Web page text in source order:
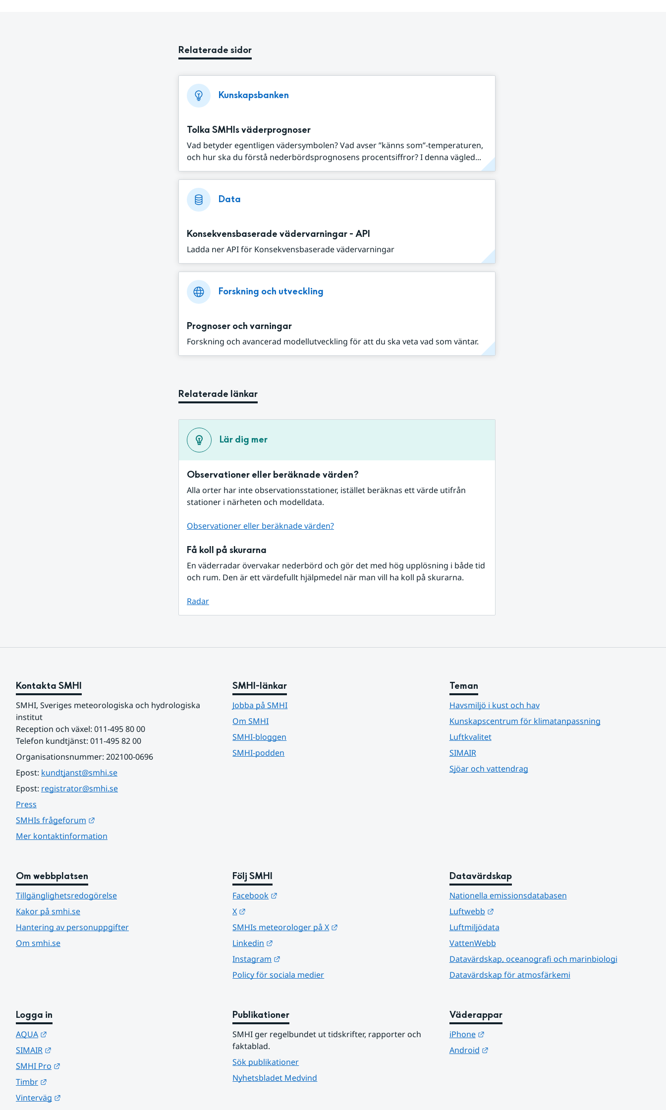
Relaterade sidor
Kunskapsbanken
Tolka SMHIs väderprognoser
Vad betyder egentligen vädersymbolen? Vad avser ”känns som”-temperaturen,
och hur ska du förstå nederbördsprognosens procentsiffror? I denna vägled...
Data
Konsekvensbaserade vädervarningar - API
Ladda ner API för Konsekvensbaserade vädervarningar
Forskning och utveckling
Prognoser och varningar
Forskning och avancerad modellutveckling för att du ska veta vad som väntar.
Relaterade länkar
Lär dig mer
Observationer eller beräknade värden?
Alla orter har inte observationsstationer, istället beräknas ett värde utifrån
stationer i närheten och modelldata.
Observationer eller beräknade värden?
Få koll på skurarna
En väderradar övervakar nederbörd och gör det med hög upplösning i både tid
och rum. Den är ett värdefullt hjälpmedel när man vill ha koll på skurarna.
Radar
Kontakta SMHI
SMHI, Sveriges meteorologiska och hydrologiska
institut
Reception och växel: 011-495 80 00
Telefon kundtjänst: 011-495 82 00
Organisationsnummer: 202100-0696
Epost: kundtjanst@smhi.se
Epost: registrator@smhi.se
Press
SMHIs frågeforum
Mer kontaktinformation
SMHI-länkar
Jobba på SMHI
Om SMHI
SMHI-bloggen
SMHI-podden
Teman
Havsmiljö i kust och hav
Kunskapscentrum för klimatanpassning
Luftkvalitet
SIMAIR
Sjöar och vattendrag
Om webbplatsen
Tillgänglighetsredogörelse
Kakor på smhi.se
Hantering av personuppgifter
Om smhi.se
Följ SMHI
Facebook
X
SMHIs meteorologer på X
Linkedin
Instagram
Policy för sociala medier
Datavärdskap
Nationella emissionsdatabasen
Luftwebb
Länk till annan webbplats.
Luftmiljödata
VattenWebb
Datavärdskap, oceanografi och marinbiologi
Datavärdskap för atmosfärkemi
Logga in
AQUA
SIMAIR
SMHI Pro
Timbr
Vinterväg
Publikationer
SMHI ger regelbundet ut tidskrifter, rapporter och
faktablad.
Sök publikationer
Nyhetsbladet Medvind
Väderappar
iPhone
Länk till annan webbplats.
Android
Länk till annan webbplats.